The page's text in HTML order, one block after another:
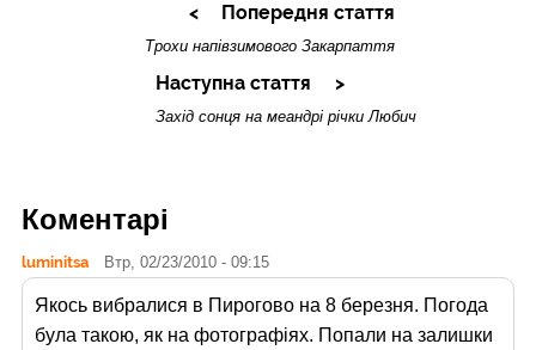
Попередня стаття
Трохи напівзимового Закарпаття
Наступна стаття
Захід сонця на меандрі річки Любич
Коментарі
luminitsa Втр, 02/23/2010 - 09:15
Якось вибралися в Пирогово на 8 березня. Погода
була такою, як на фотографіях. Попали на залишки